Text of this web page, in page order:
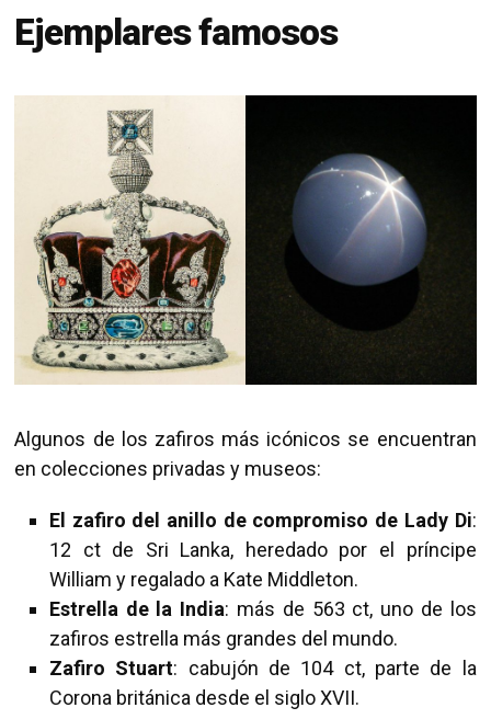
Ejemplares famosos
Algunos de los zafiros más icónicos se encuentran
en colecciones privadas y museos:
El zafiro del anillo de compromiso de Lady Di:
12 ct de Sri Lanka, heredado por el príncipe
William y regalado a Kate Middleton.
Estrella de la India: más de 563 ct, uno de los
zafiros estrella más grandes del mundo.
Zafiro Stuart: cabujón de 104 ct, parte de la
Corona británica desde el siglo XVII.